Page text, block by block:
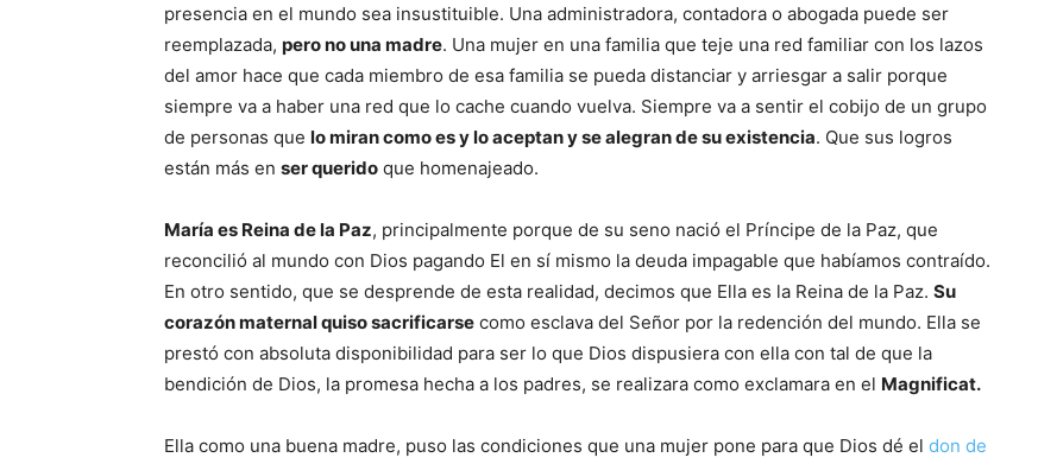
presencia en el mundo sea insustituible. Una administradora, contadora o abogada puede ser
reemplazada, pero no una madre. Una mujer en una familia que teje una red familiar con los lazos
del amor hace que cada miembro de esa familia se pueda distanciar y arriesgar a salir porque
siempre va a haber una red que lo cache cuando vuelva. Siempre va a sentir el cobijo de un grupo
de personas que lo miran como es y lo aceptan y se alegran de su existencia. Que sus logros
están más en ser querido que homenajeado.
María es Reina de la Paz, principalmente porque de su seno nació el Príncipe de la Paz, que
reconcilió al mundo con Dios pagando El en sí mismo la deuda impagable que habíamos contraído.
En otro sentido, que se desprende de esta realidad, decimos que Ella es la Reina de la Paz. Su
corazón maternal quiso sacrificarse como esclava del Señor por la redención del mundo. Ella se
prestó con absoluta disponibilidad para ser lo que Dios dispusiera con ella con tal de que la
bendición de Dios, la promesa hecha a los padres, se realizara como exclamara en el Magnificat.
Ella como una buena madre, puso las condiciones que una mujer pone para que Dios dé el don de